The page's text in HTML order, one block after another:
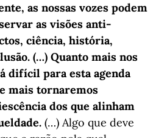
as nossas vozes podem
as visões anti-
ciência, história,
(…) Quanto mais nos
difícil para esta agenda
mais tornaremos
dos que alinham
(…) Algo que deve